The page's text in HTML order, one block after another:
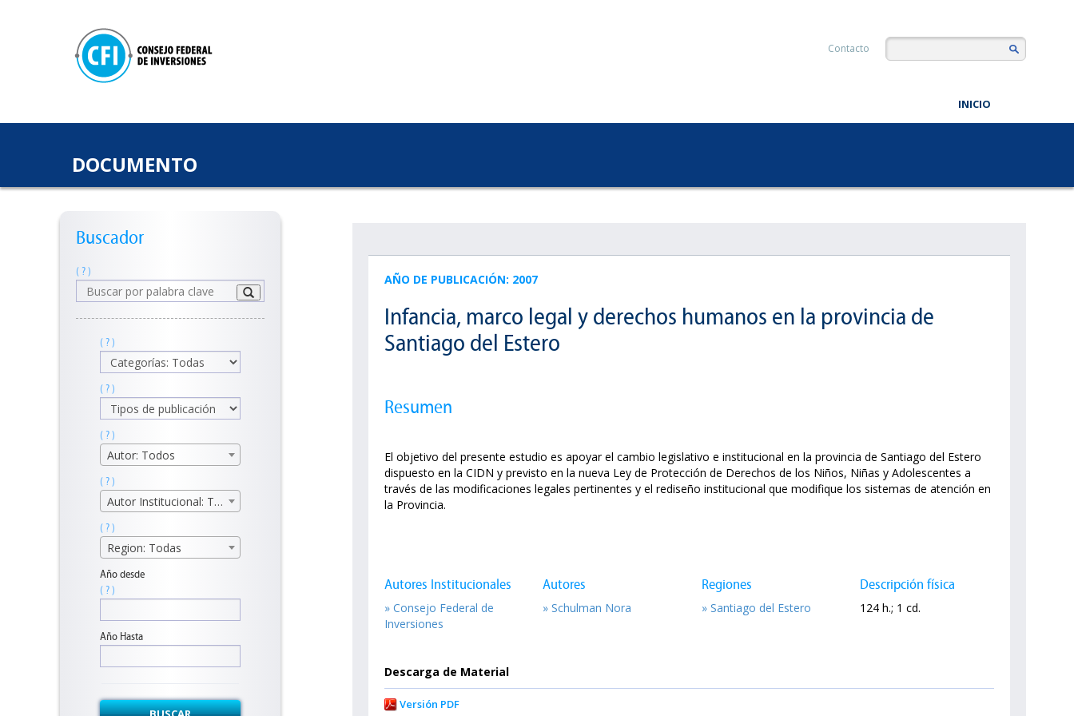
Contacto
INICIO
DOCUMENTO
Buscador
( ? )
( ? )
( ? )
( ? )
Autor: Todos
( ? )
Autor Institucional: Todos
( ? )
Region: Todas
Año desde
( ? )
Año Hasta
AÑO DE PUBLICACIÓN: 2007
Infancia, marco legal y derechos humanos en la provincia de
Santiago del Estero
Resumen
El objetivo del presente estudio es apoyar el cambio legislativo e institucional en la provincia de Santiago del Estero
dispuesto en la CIDN y previsto en la nueva Ley de Protección de Derechos de los Niños, Niñas y Adolescentes a
través de las modificaciones legales pertinentes y el rediseño institucional que modifique los sistemas de atención en
la Provincia.
Autores Institucionales
» Consejo Federal de
Inversiones
Autores
» Schulman Nora
Regiones
» Santiago del Estero
Descripción física
124 h.; 1 cd.
Descarga de Material
Versión PDF